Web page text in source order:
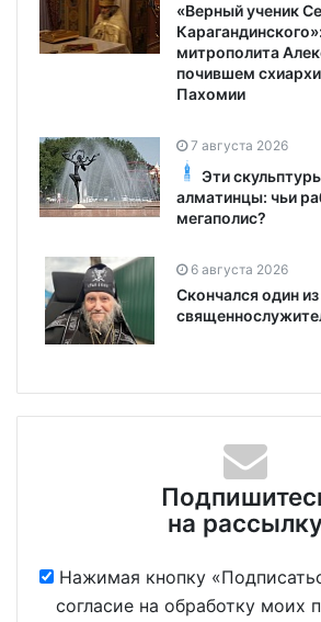
«Верный ученик
митрополита
почившем
Пахомии
7 августа 2026
Эти
алматинцы: чьи
мегаполис?
6 августа 2026
Скончался один
на
Нажимая кнопку
согласие на обработку моих